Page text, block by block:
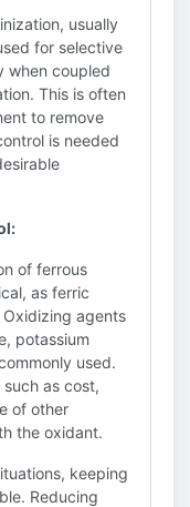
usually
for selective
when coupled
This is often
to remove
is needed
of ferrous
as ferric
agents
potassium
used.
as cost,
of other
the oxidant.
keeping
Reducing